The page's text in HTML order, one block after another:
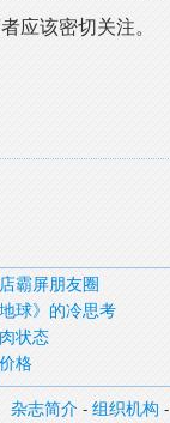
应该密切关注。
霸屏朋友圈
地球》的冷思考
状态
格
杂志简介 - 组织机构 -